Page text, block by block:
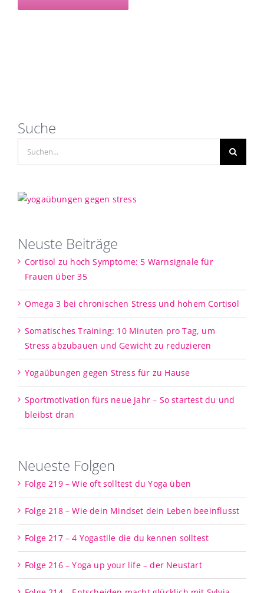
Suche
Neuste Beiträge
Cortisol zu hoch Symptome: 5 Warnsignale für
Frauen über 35
Omega 3 bei chronischen Stress und hohem Cortisol
Somatisches Training: 10 Minuten pro Tag, um
Stress abzubauen und Gewicht zu reduzieren
Yogaübungen gegen Stress für zu Hause
Sportmotivation fürs neue Jahr – So startest du und
bleibst dran
Neueste Folgen
Folge 219 – Wie oft solltest du Yoga üben
Folge 218 – Wie dein Mindset dein Leben beeinflusst
Folge 217 – 4 Yogastile die du kennen solltest
Folge 216 – Yoga up your life – der Neustart